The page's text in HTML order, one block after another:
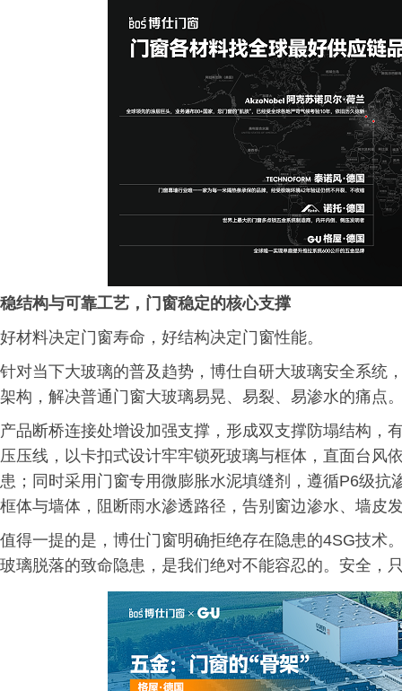
稳结构与可靠工艺， 门窗稳定的核心支撑
好材料决定门窗寿命，好结构决定门窗性能。
针对当下大玻璃的普及趋势，博仕自研大玻璃安全系统
架构，解决普通门窗大玻璃易晃、易裂、易渗水的痛点
产品断桥连接处增设加强支撑，形成双支撑防塌结构，
压压线，以卡扣式设计牢牢锁死玻璃与框体，直面台风
患；同时采用门窗专用微膨胀水泥填缝剂，遵循P6级
框体与墙体，阻断雨水渗透路径，告别窗边渗水、墙皮
值得一提的是，博仕门窗明确拒绝存在隐患的4SG技术
玻璃脱落的致命隐患，是我们绝对不能容忍的。安全，